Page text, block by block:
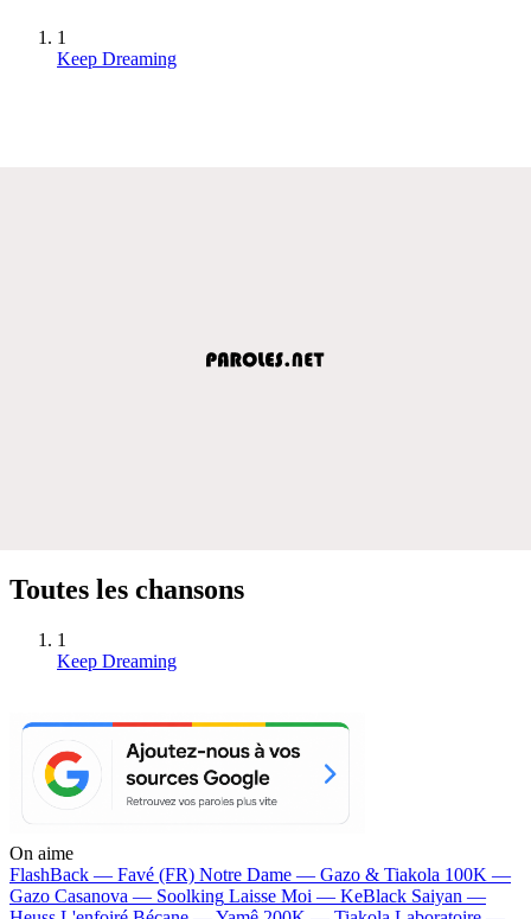
1
Keep Dreaming
Toutes les chansons
1
Keep Dreaming
On aime
FlashBack — Favé (FR) Notre Dame — Gazo & Tiakola 100K —
Gazo Casanova — Soolking Laisse Moi — KeBlack Saiyan —